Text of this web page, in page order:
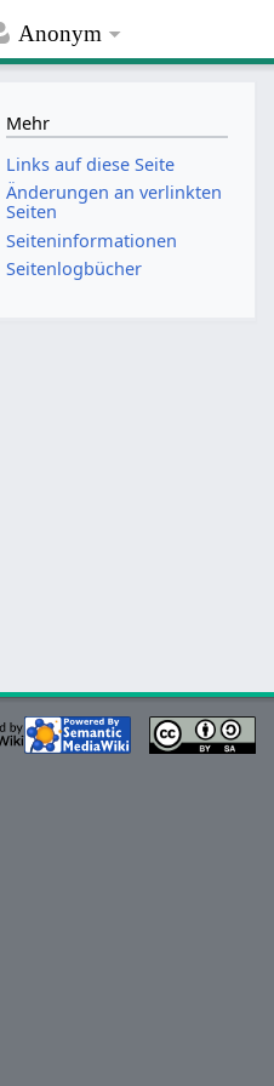
Anonym
Mehr
Links auf diese Seite
Änderungen an verlinkten
Seiten
Seiten­­informationen
Seitenlogbücher